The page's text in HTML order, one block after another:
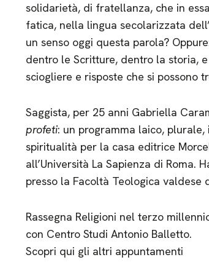
solidarietà, di fratellanza, che in
fatica, nella lingua secolarizzata
un senso oggi questa parola?
dentro le Scritture, dentro la storia,
sciogliere e risposte che si possono
Saggista, per 25 anni Gabriella
profeti: un programma laico,
spiritualità per la casa editrice
all’Università La Sapienza di Roma.
presso la Facoltà Teologica valdese
Rassegna Religioni nel terzo
con Centro Studi Antonio Balletto.
Scopri qui gli altri appuntamenti